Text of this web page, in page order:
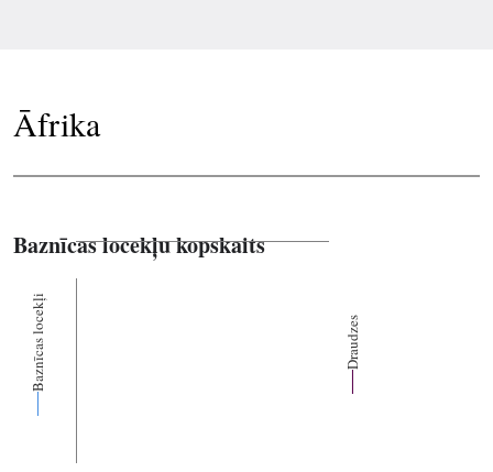
Āfrika
Baznīcas locekļu kopskaits
Baznīcas locekļi Draudzes